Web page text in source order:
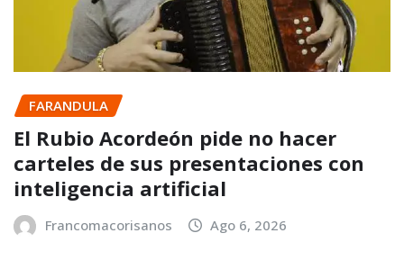
FARANDULA
El Rubio Acordeón pide no hacer
carteles de sus presentaciones con
inteligencia artificial
Francomacorisanos Ago 6, 2026